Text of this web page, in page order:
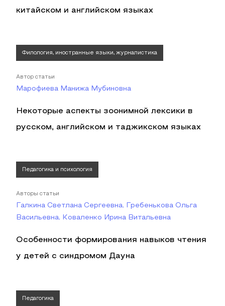
китайском и английском языках
Филология, иностранные языки, журналистика
Автор статьи
Марофиева Манижа Мубиновна
Некоторые аспекты зоонимной лексики в
русском, английском и таджикском языках
Педагогика и психология
Авторы статьи
Галкина Светлана Сергеевна, Гребенькова Ольга
Васильевна, Коваленко Ирина Витальевна
Особенности формирования навыков чтения
у детей с синдромом Дауна
Педагогика